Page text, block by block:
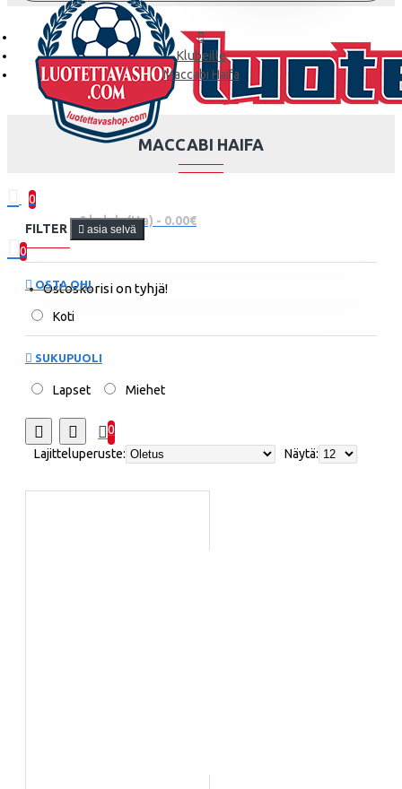
0
0 kohde(tta) - 0.00€
0
Ostoskorisi on tyhjä!
Klubeille
Maccabi Haifa
MACCABI HAIFA
FILTER asia selvä
OSTA OHI
Koti
SUKUPUOLI
Lapset Miehet
0
Lajitteluperuste:
Näytä: